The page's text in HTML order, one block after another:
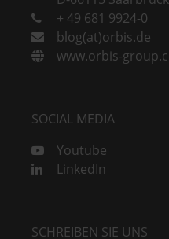
+ 49 681 9924-0
blog(at)orbis.de
www.orbis-
SOCIAL MEDIA
Youtube
LinkedIn
SCHREIBEN SIE UNS